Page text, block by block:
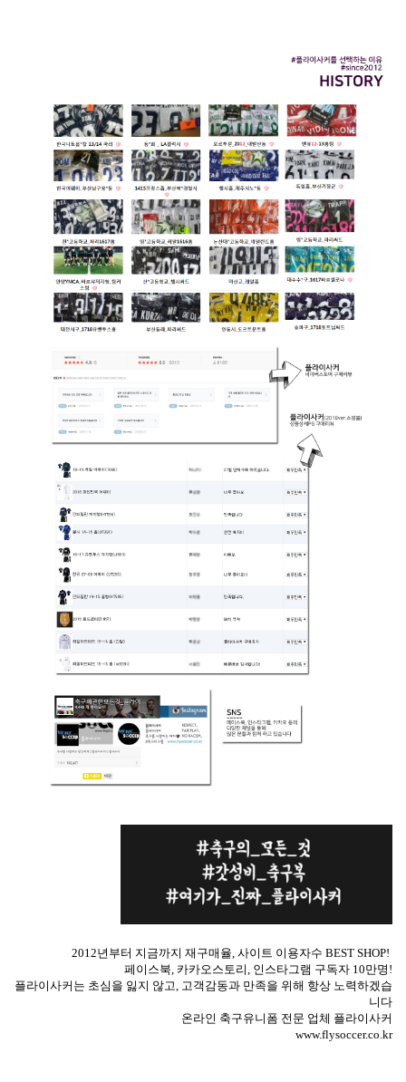
2012년부터 지금까지 재구매율, 사이트 이용자수 BEST SHOP!
페이스북, 카카오스토리, 인스타그램 구독자 10만명!
플라이사커는 초심을 잃지 않고, 고객감동과 만족을 위해 항상 노력하겠습
니다
온라인 축구유니폼 전문 업체 플라이사커
www.flysoccer.co.kr